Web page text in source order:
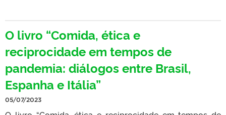
O livro “Comida, ética e
reciprocidade em tempos de
pandemia: diálogos entre Brasil,
Espanha e Itália”
05/07/2023